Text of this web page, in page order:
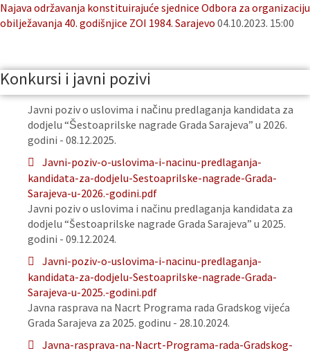
Najava održavanja konstituirajuće sjednice Odbora za organizaciju
obilježavanja 40. godišnjice ZOI 1984. Sarajevo 04.10.2023. 15:00
Konkursi i javni pozivi
Javni poziv o uslovima i načinu predlaganja kandidata za
dodjelu “Šestoaprilske nagrade Grada Sarajeva” u 2026.
godini - 08.12.2025.
Javni-poziv-o-uslovima-i-nacinu-predlaganja-
kandidata-za-dodjelu-Sestoaprilske-nagrade-Grada-
Sarajeva-u-2026.-godini.pdf
Javni poziv o uslovima i načinu predlaganja kandidata za
dodjelu “Šestoaprilske nagrade Grada Sarajeva” u 2025.
godini - 09.12.2024.
Javni-poziv-o-uslovima-i-nacinu-predlaganja-
kandidata-za-dodjelu-Sestoaprilske-nagrade-Grada-
Sarajeva-u-2025.-godini.pdf
Javna rasprava na Nacrt Programa rada Gradskog vijeća
Grada Sarajeva za 2025. godinu - 28.10.2024.
Javna-rasprava-na-Nacrt-Programa-rada-Gradskog-